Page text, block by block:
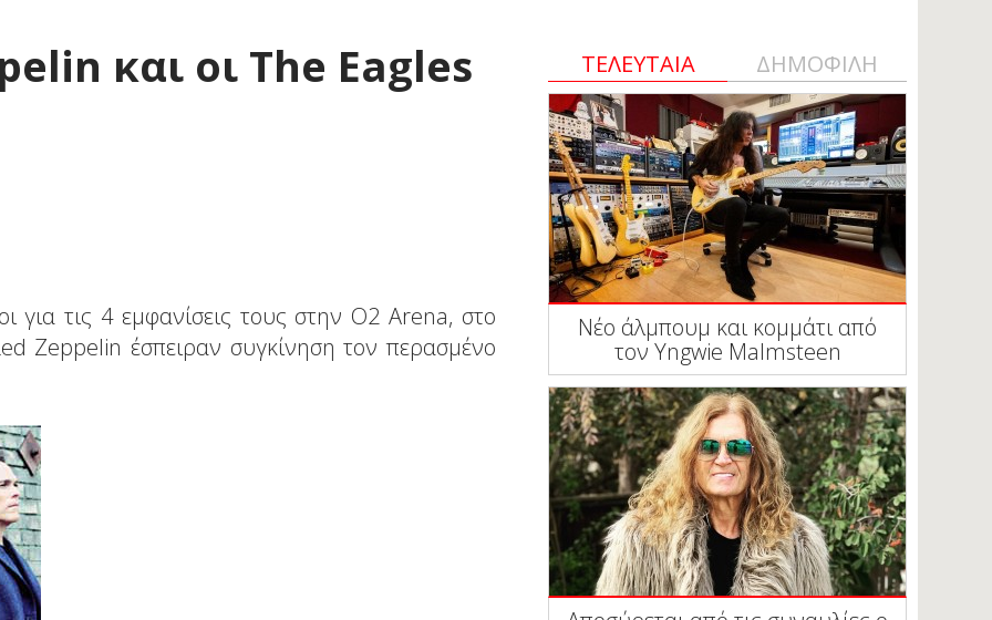
και οι The Eagles
για τις 4 εμφανίσεις τους στην O2 Arena, στο
Zeppelin έσπειραν συγκίνηση τον περασμένο
ΤΕΛΕΥΤΑΙΑ ΔΗΜΟΦΙΛΗ
Νέο άλμπουμ και κομμάτι από
τον Yngwie Malmsteen